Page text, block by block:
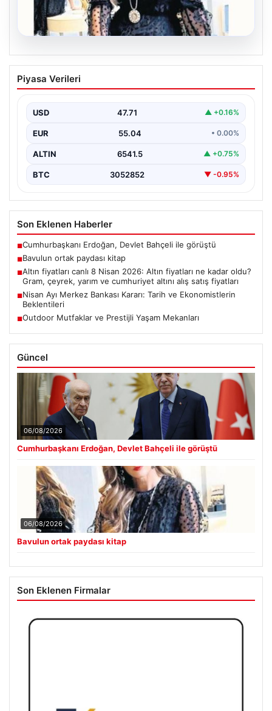
Bavulun ortak paydası kitap
Çocukluğundan bu yana aynı anda birkaç kitap
Piyasa Verileri
USD 47.71 ▲ +0.16%
EUR 55.04 • 0.00%
ALTIN 6541.5 ▲ +0.75%
BTC 3052852 ▼ -0.95%
Son Eklenen Haberler
■Cumhurbaşkanı Erdoğan, Devlet Bahçeli ile görüştü
■Bavulun ortak paydası kitap
■Altın fiyatları canlı 8 Nisan 2026: Altın fiyatları ne kadar oldu?
Gram, çeyrek, yarım ve cumhuriyet altını alış satış fiyatları
■Nisan Ayı Merkez Bankası Kararı: Tarih ve Ekonomistlerin
Beklentileri
■Outdoor Mutfaklar ve Prestijli Yaşam Mekanları
Güncel
06/08/2026
Cumhurbaşkanı Erdoğan, Devlet Bahçeli ile görüştü
06/08/2026
Bavulun ortak paydası kitap
Son Eklenen Firmalar